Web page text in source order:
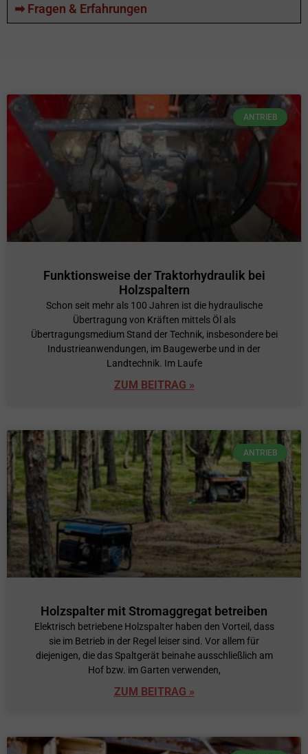
➡ Fragen & Erfahrungen
ANTRIEB
Funktionsweise der Traktorhydraulik bei
Holzspaltern
Schon seit mehr als 100 Jahren ist die hydraulische
Übertragung von Kräften mittels Öl als
Übertragungsmedium Stand der Technik, insbesondere bei
Industrieanwendungen, im Baugewerbe und in der
Landtechnik. Im Laufe
ZUM BEITRAG »
ANTRIEB
Holzspalter mit Stromaggregat betreiben
Elektrisch betriebene Holzspalter haben den Vorteil, dass
sie im Betrieb in der Regel leiser sind. Vor allem für
diejenigen, die das Spaltgerät beinahe ausschließlich am
Hof bzw. im Garten verwenden,
ZUM BEITRAG »